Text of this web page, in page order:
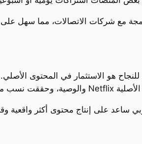
مع شركات الاتصالات، مما سهل على
للنجاح هو الاستثمار في المحتوى
ساعد على إنتاج محتوى أكثر واقعية